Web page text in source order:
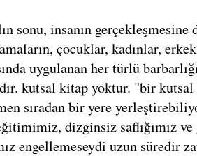
sonu, insanın gerçekleşmesine
çocuklar, kadınlar,
uygulanan her türlü
kutsal kitap yoktur. "bir kutsal
sıradan bir yere
dizginsiz saflığımız
engellemeseydi uzun süredir